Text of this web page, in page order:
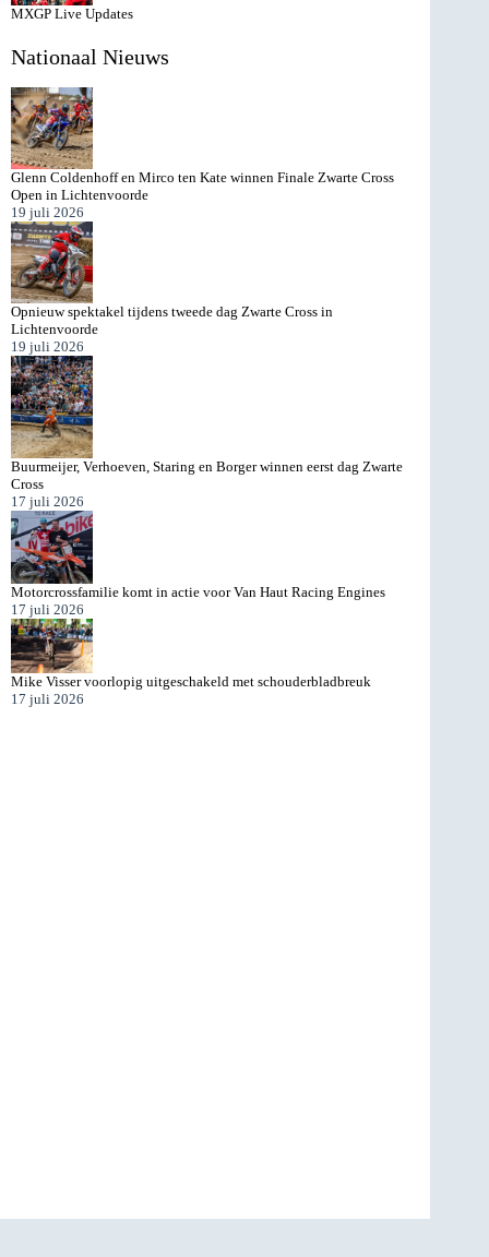
MXGP Live Updates
Nationaal Nieuws
Glenn Coldenhoff en Mirco ten Kate winnen Finale Zwarte Cross
Open in Lichtenvoorde
19 juli 2026
Opnieuw spektakel tijdens tweede dag Zwarte Cross in
Lichtenvoorde
19 juli 2026
Buurmeijer, Verhoeven, Staring en Borger winnen eerst dag Zwarte
Cross
17 juli 2026
Motorcrossfamilie komt in actie voor Van Haut Racing Engines
17 juli 2026
Mike Visser voorlopig uitgeschakeld met schouderbladbreuk
17 juli 2026